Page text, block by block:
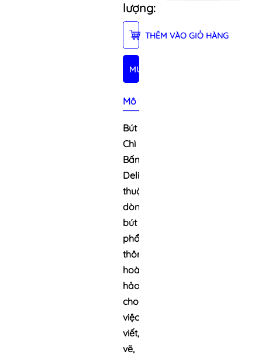
lượng:
THÊM VÀO GIỎ HÀNG
MUA NGAY
Mô tả sản phẩm
Bút
Chì
Bấm
Deli
thuộc
dòng
bút
phổ
thông,
hoàn
hảo
cho
việc
viết,
vẽ,